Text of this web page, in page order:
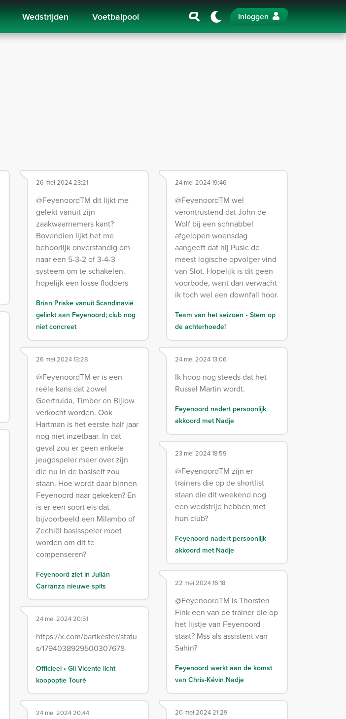
Wedstrijden Voetbalpool Inloggen
26 mei 2024 23:21
@FeyenoordTM dit lijkt me
gelekt vanuit zijn
zaakwaarnemers kant?
Bovendien lijkt het me
behoorlijk onverstandig om
naar een 5-3-2 of 3-4-3
systeem om te schakelen.
hopelijk een losse flodders
Brian Priske vanuit Scandinavië
gelinkt aan Feyenoord; club nog
niet concreet
26 mei 2024 13:28
@FeyenoordTM er is een
reële kans dat zowel
Geertruida, Timber en Bijlow
verkocht worden. Ook
Hartman is het eerste half jaar
nog niet inzetbaar. In dat
geval zou er geen enkele
jeugdspeler meer over zijn
die nu in de basiself zou
staan. Hoe wordt daar binnen
Feyenoord naar gekeken? En
is er een soort eis dat
bijvoorbeeld een Milambo of
Zechiël basisspeler moet
worden om dit te
compenseren?
Feyenoord ziet in Julián
Carranza nieuwe spits
24 mei 2024 20:51
https://x.com/bartkester/statu
s/1794038929500307678
Officieel • Gil Vicente licht
koopoptie Touré
24 mei 2024 20:44
24 mei 2024 19:46
@FeyenoordTM wel
verontrustend dat John de
Wolf bij een schnabbel
afgelopen woensdag
aangeeft dat hij Pusic de
meest logische opvolger vind
van Slot. Hopelijk is dit geen
voorbode, want dan verwacht
ik toch wel een downfall hoor.
Team van het seizoen • Stem op
de achterhoede!
24 mei 2024 13:06
Ik hoop nog steeds dat het
Russel Martin wordt.
Feyenoord nadert persoonlijk
akkoord met Nadje
23 mei 2024 18:59
@FeyenoordTM zijn er
trainers die op de shortlist
staan die dit weekend nog
een wedstrijd hebben met
hun club?
Feyenoord nadert persoonlijk
akkoord met Nadje
22 mei 2024 16:18
@FeyenoordTM is Thorsten
Fink een van de trainer die op
het lijstje van Feyenoord
staat? Mss als assistent van
Sahin?
Feyenoord werkt aan de komst
van Chris-Kévin Nadje
20 mei 2024 21:29